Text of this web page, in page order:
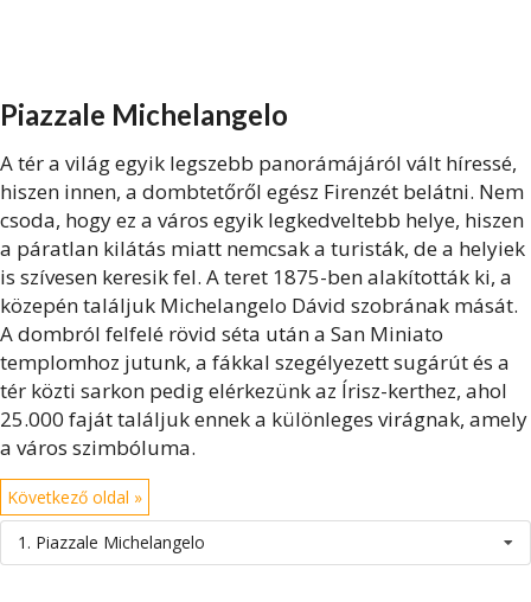
Piazzale Michelangelo
A tér a világ egyik legszebb panorámájáról vált híressé,
hiszen innen, a dombtetőről egész Firenzét belátni. Nem
csoda, hogy ez a város egyik legkedveltebb helye, hiszen
a páratlan kilátás miatt nemcsak a turisták, de a helyiek
is szívesen keresik fel. A teret 1875-ben alakították ki, a
közepén találjuk Michelangelo Dávid szobrának mását.
A dombról felfelé rövid séta után a San Miniato
templomhoz jutunk, a fákkal szegélyezett sugárút és a
tér közti sarkon pedig elérkezünk az Írisz-kerthez, ahol
25.000 faját találjuk ennek a különleges virágnak, amely
a város szimbóluma.
Következő oldal »
1. Piazzale Michelangelo